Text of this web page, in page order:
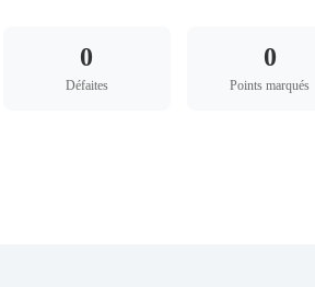
0
Défaites
0
Points marqués